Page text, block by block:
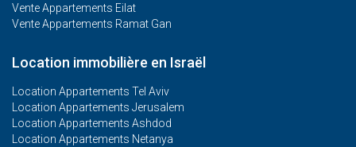
Vente Appartements Eilat
Vente Appartements Ramat Gan
Location immobilière en Israël
Location Appartements Tel Aviv
Location Appartements Jerusalem
Location Appartements Ashdod
Location Appartements Netanya